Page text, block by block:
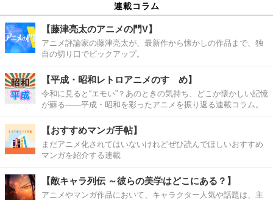
連載コラム
【藤津亮太のアニメの門V】
アニメ評論家の藤津亮太が、最新作から懐かしの作品まで、独
自の切り口でピックアップ。
【平成・昭和レトロアニメのすゝめ】
令和に見ると“エモい”？あのときの気持ち、どこか懐かしい記憶
が蘇る――平成・昭和を彩ったアニメを振り返る連載コラム。
【おすすめマンガ手帖】
まだアニメ化されてはいないけれどぜひ読んでほしいおすすめ
マンガを紹介する連載
【敵キャラ列伝 ～彼らの美学はどこにある？】
アニメやマンガ作品において、キャラクター人気や話題は、主